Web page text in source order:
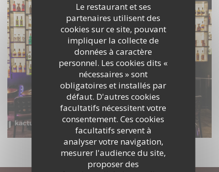
Le restaurant et ses
partenaires utilisent des
cookies sur ce site, pouvant
impliquer la collecte de
données à caractère
personnel. Les cookies dits «
nécessaires » sont
obligatoires et installés par
défaut. D'autres cookies
facultatifs nécessitent votre
consentement. Ces cookies
facultatifs servent à
analyser votre navigation,
mesurer l'audience du site,
proposer des